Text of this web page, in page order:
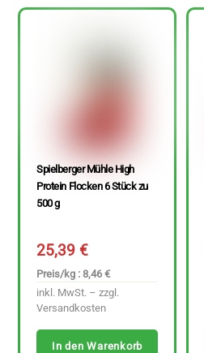
Spielberger Mühle High
Protein Flocken 6 Stück zu
500 g
25,39€
Preis/kg : 8,46 €
inkl. MwSt. – zzgl.
Versandkosten
In den Warenkorb